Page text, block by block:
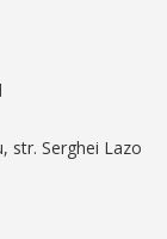
str. Serghei Lazo